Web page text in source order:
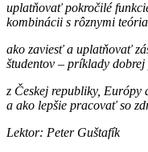
uplatňovať pokročilé
kombinácii s rôznymi
ako zaviesť a uplatňovať
študentov – príklady dobrej
z Českej republiky, Európy
a ako lepšie pracovať so
Lektor: Peter Guštafík